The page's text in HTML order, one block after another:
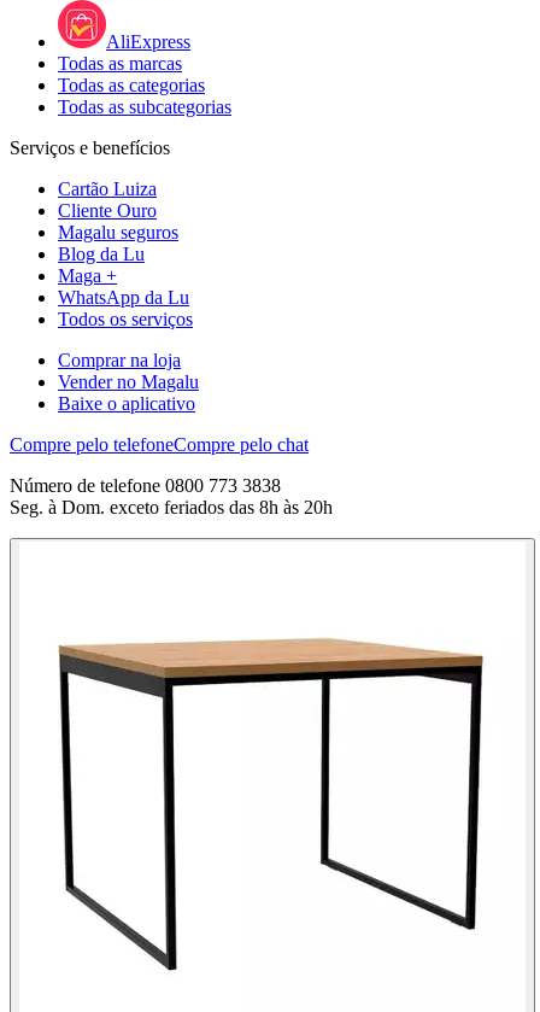
AliExpress
Todas as marcas
Todas as categorias
Todas as subcategorias
Serviços e benefícios
Cartão Luiza
Cliente Ouro
Magalu seguros
Blog da Lu
Maga +
WhatsApp da Lu
Todos os serviços
Comprar na loja
Vender no Magalu
Baixe o aplicativo
Compre pelo telefoneCompre pelo chat
Número de telefone 0800 773 3838
Seg. à Dom. exceto feriados das 8h às 20h